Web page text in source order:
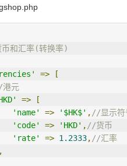
和汇率(转换率)
=>
[
元
=>
[
'name'
=> '$HK$' , //显示符
'code'
=> 'HKD' , //货币
'rate'
=> 1.2333, //汇率